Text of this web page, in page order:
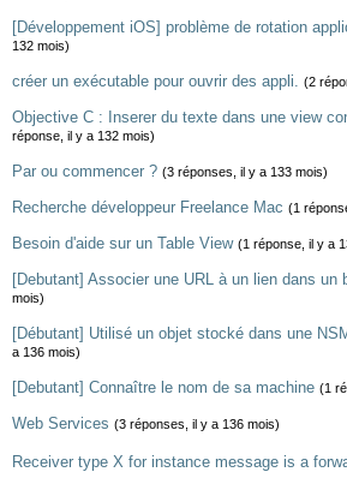
[Développement iOS] problème de rotation
132 mois)
créer un exécutable pour ouvrir des appli. (2
Objective C : Inserer du texte dans une view
réponse, il y a 132 mois)
Par ou commencer ? (3 réponses, il y a 133 mois)
Recherche développeur Freelance Mac (1
Besoin d'aide sur un Table View (1 réponse, il y a
[Debutant] Associer une URL à un lien dans un
mois)
[Débutant] Utilisé un objet stocké dans une
a 136 mois)
[Debutant] Connaître le nom de sa machine (1
Web Services (3 réponses, il y a 136 mois)
Receiver type X for instance message is a